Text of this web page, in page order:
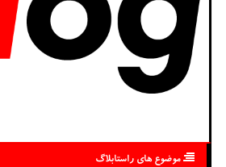
موضوع های راستابلاگ